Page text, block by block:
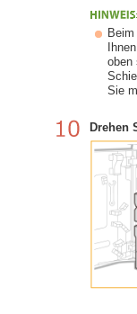
oben
Sie
Drehen